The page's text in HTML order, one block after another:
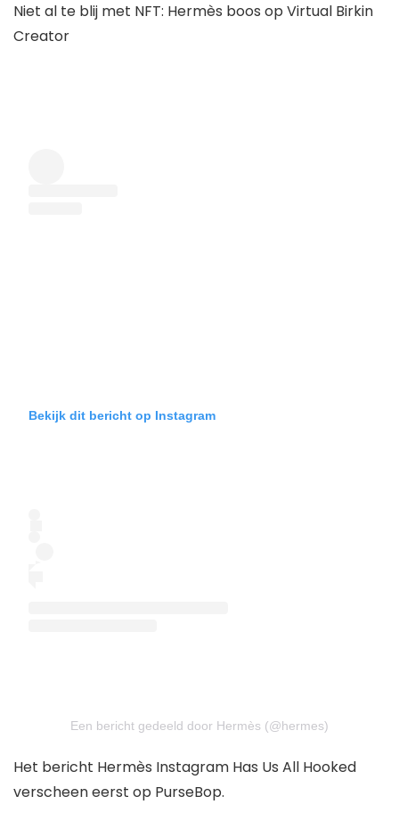
Niet al te blij met NFT: Hermès boos op Virtual Birkin
Creator
Bekijk dit bericht op Instagram
Een bericht gedeeld door Hermès (@hermes)
Het bericht Hermès Instagram Has Us All Hooked
verscheen eerst op PurseBop.